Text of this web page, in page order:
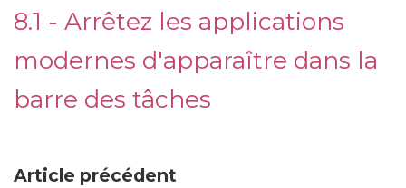
8.1 - Arrêtez les applications
modernes d'apparaître dans la
barre des tâches
Article précédent